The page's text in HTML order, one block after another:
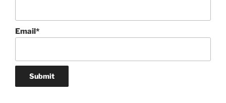
Email*